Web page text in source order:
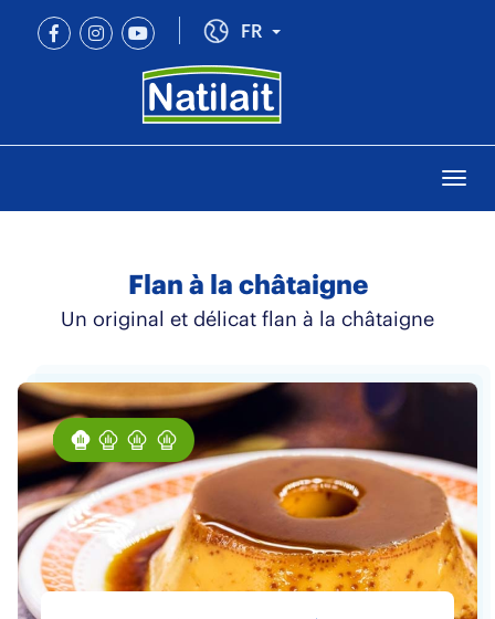
contenu FR Toggle Dropdown
Flan à la châtaigne
Un original et délicat flan à la châtaigne